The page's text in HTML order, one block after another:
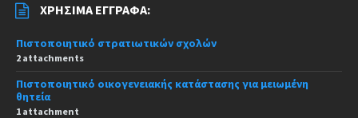
ΧΡΉΣΙΜΑ ΈΓΓΡΑΦΑ:
Πιστοποιητικό στρατιωτικών σχολών
2 attachments
Πιστοποιητικό οικογενειακής κατάστασης για μειωμένη
θητεία
1 attachment